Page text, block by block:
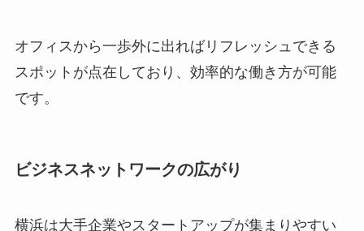
オフィスから一歩外に出ればリフレッシュできる
スポットが点在しており、効率的な働き方が可能
です。
ビジネスネットワークの広がり
横浜は大手企業やスタートアップが集まりやすい